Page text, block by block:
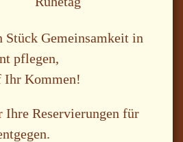
Stück Gemeinsamkeit in
pflegen,
Ihr Kommen!
Ihre Reservierungen für